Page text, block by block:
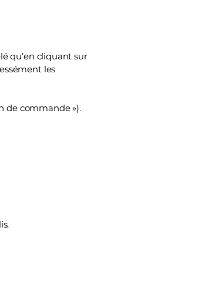
qu’en cliquant sur
les
de commande »).